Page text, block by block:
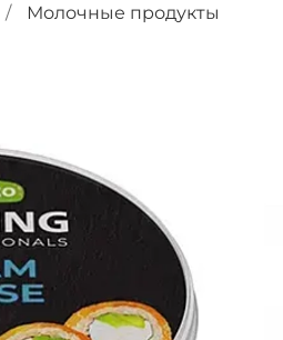
Молочные продукты